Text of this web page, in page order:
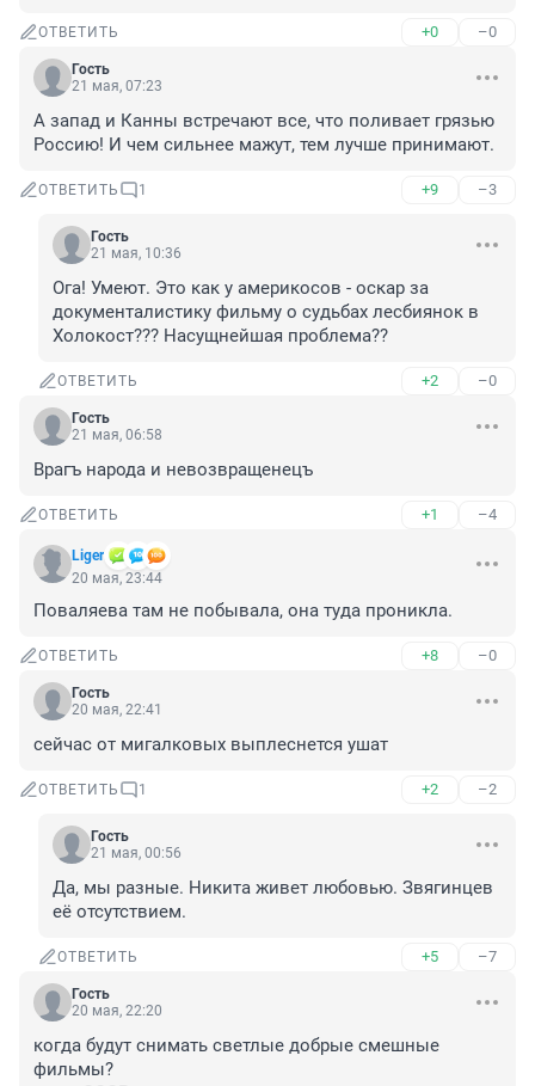
ОТВЕТИТЬ +0 –0
Гость
21 мая, 07:23
А запад и Канны встречают все, что поливает грязью
Россию! И чем сильнее мажут, тем лучше принимают.
ОТВЕТИТЬ 1 +9 –3
Гость
21 мая, 10:36
Ога! Умеют. Это как у америкосов - оскар за
документалистику фильму о судьбах лесбиянок в
Холокост??? Насущнейшая проблема??
ОТВЕТИТЬ +2 –0
Гость
21 мая, 06:58
Врагъ народа и невозвращенецъ
ОТВЕТИТЬ +1 –4
Liger
20 мая, 23:44
Поваляева там не побывала, она туда проникла.
ОТВЕТИТЬ +8 –0
Гость
20 мая, 22:41
сейчас от мигалковых выплеснется ушат
ОТВЕТИТЬ 1 +2 –2
Гость
21 мая, 00:56
Да, мы разные. Никита живет любовью. Звягинцев
её отсутствием.
ОТВЕТИТЬ +5 –7
Гость
20 мая, 22:20
когда будут снимать светлые добрые смешные
фильмы?